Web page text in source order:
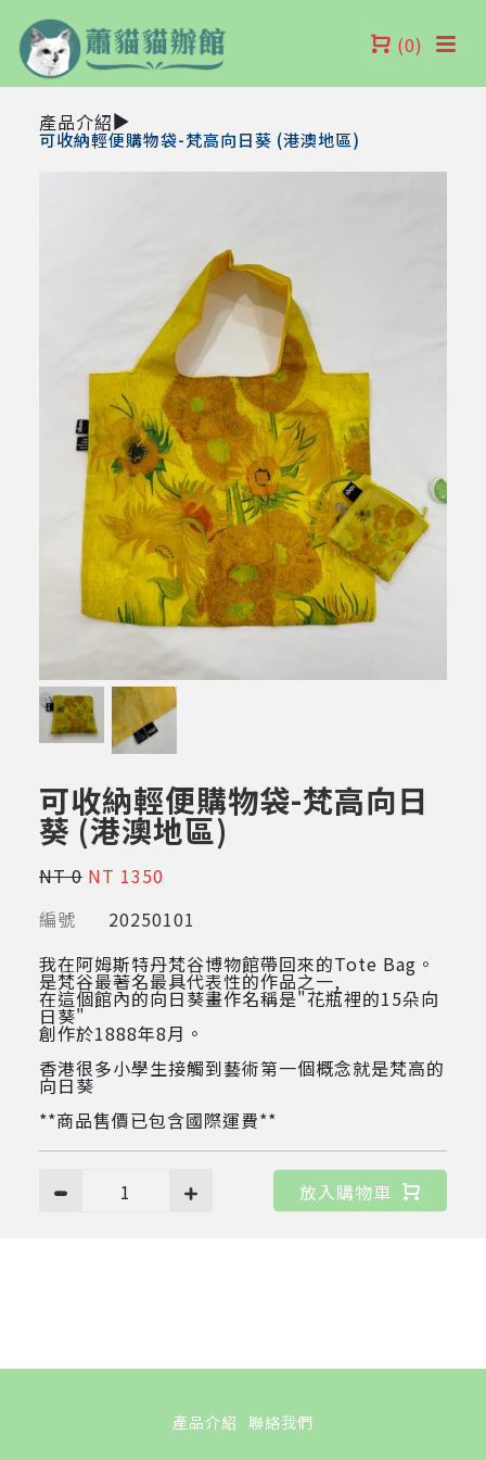
(0)
產品介紹
可收納輕便購物袋-梵高向日葵 (港澳地區)
可收納輕便購物袋-梵高向日
葵 (港澳地區)
NT 0 NT 1350
編號
20250101
我在阿姆斯特丹梵谷博物館帶回來的Tote Bag。
是梵谷最著名最具代表性的作品之一,
在這個館內的向日葵畫作名稱是"花瓶裡的15朵向
日葵"
創作於1888年8月。
香港很多小學生接觸到藝術第一個概念就是梵高的
向日葵
**商品售價已包含國際運費**
1 放入購物車
產品介紹 聯絡我們